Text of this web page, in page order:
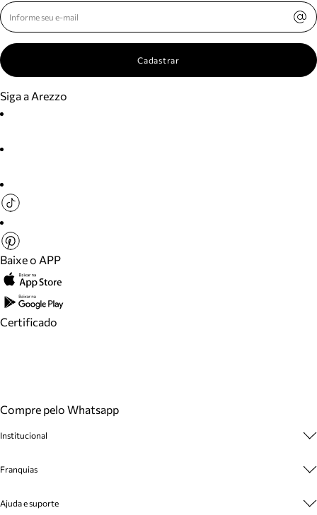
Cadastrar
Siga a Arezzo
Baixe o APP
Certificado
Compre pelo Whatsapp
Institucional
Cashback
Venda Corporativa
Franquias
Plano de Negócio
Ajuda e suporte